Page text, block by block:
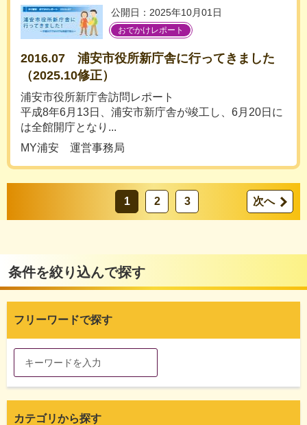
公開日：2025年10月01日
おでかけレポート
2016.07 浦安市役所新庁舎に行ってきました
（2025.10修正）
浦安市役所新庁舎訪問レポート
平成8年6月13日、浦安市新庁舎が竣工し、6月20日に
は全館開庁となり...
MY浦安 運営事務局
1 2 3 次へ
条件を絞り込んで探す
フリーワードで探す
カテゴリから探す